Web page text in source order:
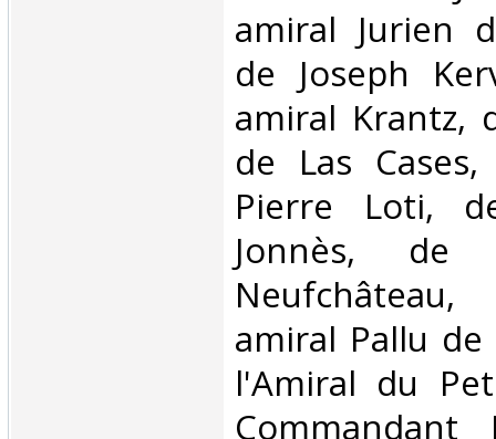
amiral Jurien
de Joseph
amiral Krantz,
de Las
Pierre Loti,
Jonnès, de
amiral Pallu
l'Amiral du
Commandant